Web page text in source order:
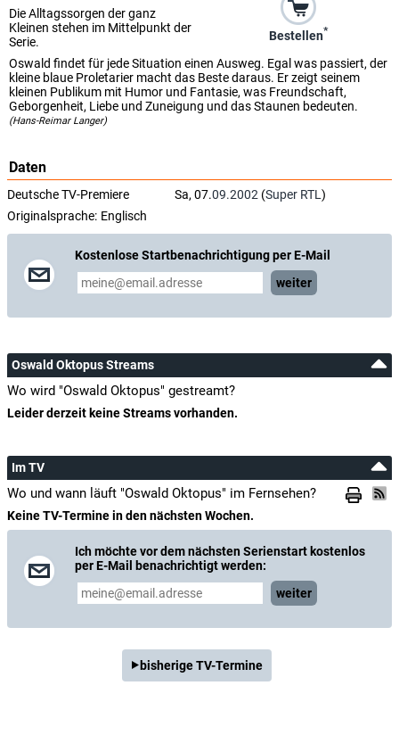
Bestellen*
Die Alltagssorgen der ganz
Kleinen stehen im Mittelpunkt der
Serie.
Oswald findet für jede Situation einen Ausweg. Egal was passiert, der
kleine blaue Proletarier macht das Beste daraus. Er zeigt seinem
kleinen Publikum mit Humor und Fantasie, was Freundschaft,
Geborgenheit, Liebe und Zuneigung und das Staunen bedeuten.
(Hans-Reimar Langer)
Daten
Deutsche TV-Premiere Sa, 07.09.2002 (Super RTL )
Originalsprache: Englisch
Kostenlose Startbenachrichtigung per E-Mail
weiter
Oswald Oktopus Streams
Wo wird "Oswald Oktopus" gestreamt?
Leider derzeit keine Streams vorhanden.
Im TV
Wo und wann läuft "Oswald Oktopus" im Fernsehen?
Keine TV-Termine in den nächsten Wochen.
Ich möchte vor dem nächsten Serienstart kostenlos
per E-Mail benachrichtigt werden:
weiter
bisherige TV-Termine